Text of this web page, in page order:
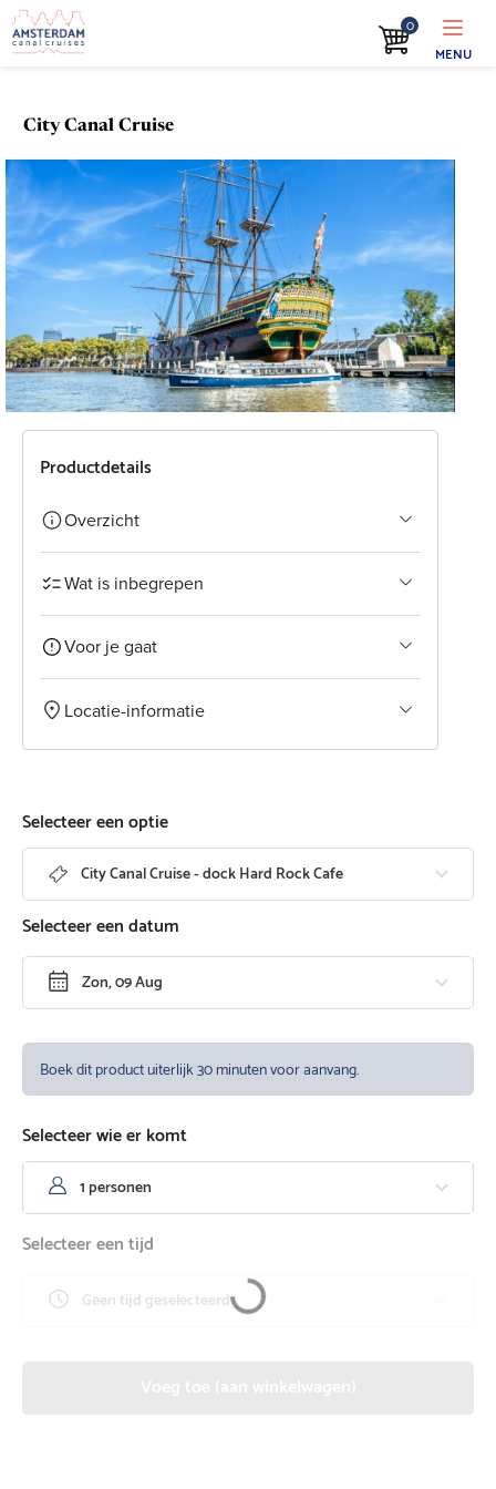
0
MENU
Selecteer een optie
City Canal Cruise - dock Hard Rock Cafe
Selecteer een datum
Zon, 09 Aug
Boek dit product uiterlijk 30 minuten voor aanvang.
Selecteer wie er komt
1 personen
Selecteer een tijd
Geen tijd geselecteerd Loading...
City Canal Cruise
Productdetails
Overzicht
Wat is inbegrepen
Voor je gaat
Locatie-informatie